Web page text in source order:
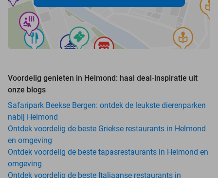
Voordelig genieten in Helmond: haal deal-inspiratie uit
onze blogs
Safaripark Beekse Bergen: ontdek de leukste dierenparken
nabij Helmond
Ontdek voordelig de beste Griekse restaurants in Helmond
en omgeving
Ontdek voordelig de beste tapasrestaurants in Helmond en
omgeving
Ontdek voordelig de beste Italiaanse restaurants in